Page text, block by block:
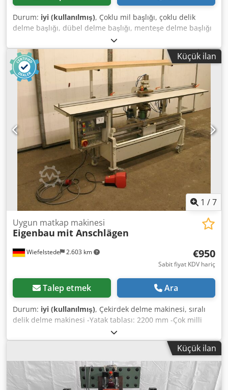
Durum: iyi (kullanılmış), Çoklu mil başlığı, çoklu delik
delme başlığı, dübel delme başlığı, menteşe delme başlığı
-Ölçüler: 190/85/75 mm -Delik aralığı: 26 mm -Orta matkap:
5 mm kaydırılmış -Adet: 1 adet mevcut -Fiyat: adet başına
Dcsdeb A I Uljpfx Ah Tek -Ağırlık: 2 kg/adet
Küçük ilan
1 /7
Wiefelstede 2.603 km
Uygun matkap makinesi
Eigenbau mit Anschlägen
€950
Sabit fiyat KDV hariç
Talep etmek Ara
Durum: iyi (kullanılmış), Çekirdek delme makinesi, sıralı
delik delme makinesi -Yatak tablası: 2200 mm -Çok milli
kafa: 5 matkap -Matkaplar arası mesafe: 32 mm (başka çok
milli kafalar mevcut) -Tasarım: mobil -Durdurucular:
ayarlanabilir Dedpfob A Hd Hex Ah Tock -Ölçüler:
2300/600/Y1350 mm -Ağırlık: 240 kg
Küçük ilan